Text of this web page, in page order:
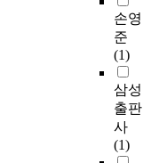
손영
준
(1)
삼성
출판
사
(1)